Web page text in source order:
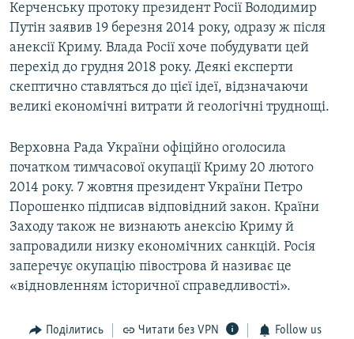
Керченську протоку президент Росії Володимир
Путін заявив 19 березня 2014 року, одразу ж після
анексії Криму. Влада Росії хоче побудувати цей
перехід до грудня 2018 року. Деякі експерти
скептично ставляться до цієї ідеї, відзначаючи
великі економічні витрати й геологічні труднощі.
Верховна Рада України офіційно оголосила
початком тимчасової окупації Криму 20 лютого
2014 року. 7 жовтня президент України Петро
Порошенко підписав відповідний закон. Країни
Заходу також не визнають анексію Криму й
запровадили низку економічних санкцій. Росія
заперечує окупацію півострова й називає це
«відновленням історичної справедливості».
Поділитись Читати без VPN Follow us